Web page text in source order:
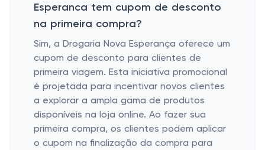
Esperanca tem cupom de desconto
na primeira compra?
Sim, a Drogaria Nova Esperança oferece um
cupom de desconto para clientes de
primeira viagem. Esta iniciativa promocional
é projetada para incentivar novos clientes
a explorar a ampla gama de produtos
disponíveis na loja online. Ao fazer sua
primeira compra, os clientes podem aplicar
o cupom na finalização da compra para